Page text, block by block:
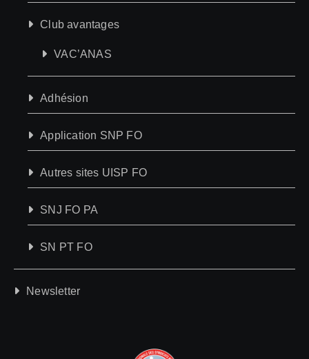
Club avantages
VAC’ANAS
Adhésion
Application SNP FO
Autres sites UISP FO
SNJ FO PA
SN PT FO
Newsletter